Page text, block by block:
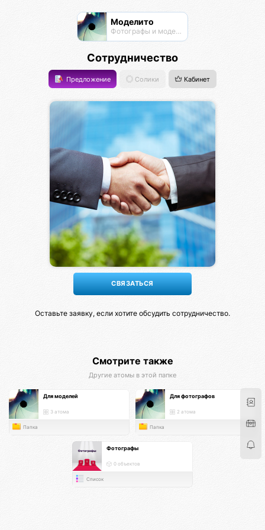
Моделито
Фотографы и модели
Сотрудничество
Предложение Солики Кабинет
Оставьте заявку, если хотите обсудить сотрудничество.
Смотрите также
Другие атомы в этой папке
Для моделей
3 атома
Папка
Для фотографов
2 атома
Папка
Фотографы
0 объектов
Список